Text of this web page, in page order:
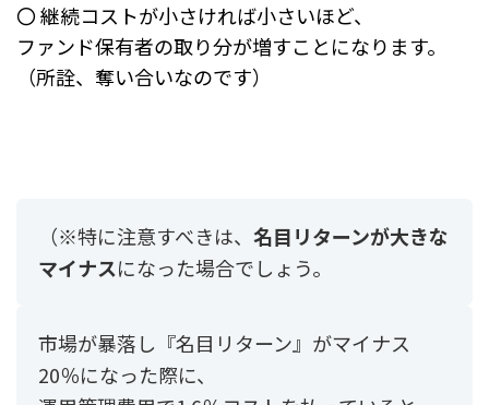
〇 継続コストが小さければ小さいほど、
ファンド保有者の取り分が増すことになります。
（所詮、奪い合いなのです）
（※特に注意すべきは、 名目リターンが大きな
マイナスになった場合でしょう。
市場が暴落し『名目リターン』がマイナス
20％になった際に、